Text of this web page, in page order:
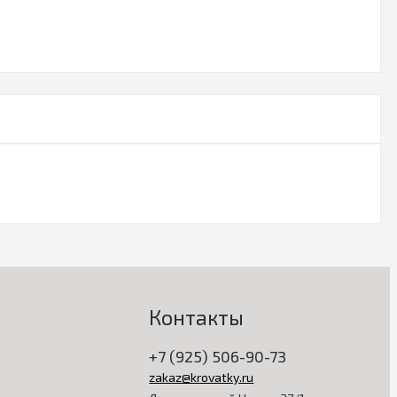
Контакты
+7 (925) 506-90-73
zakaz@krovatky.ru